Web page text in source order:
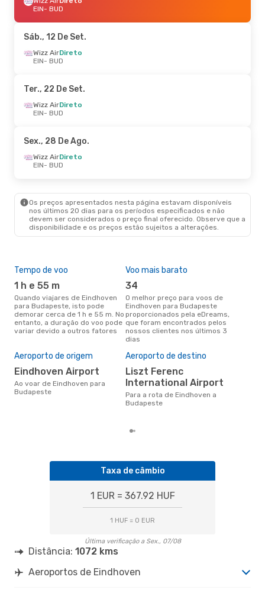
EIN- BUD
BUD- EIN
Sáb., 12 De Set.
Wizz AirDireto
BUD- EIN
Wizz AirDireto
EIN - BUD
Wizz AirDireto
BUD
- EIN
Sáb., 17 De Out.- Seg., 19 De Out.
Wizz AirDireto
EIN - BUD
Wizz AirDireto
BUD- EIN
EIN- BUD
Sáb., 12 De Set.
Wizz AirDireto
EIN- BUD
Ter., 22 De Set.
Wizz AirDireto
EIN- BUD
Sex., 28 De Ago.
Wizz AirDireto
EIN- BUD
Os preços apresentados nesta página estavam disponíveis
nos últimos 20 dias para os períodos especificados e não
devem ser considerados o preço final oferecido. Observe que a
disponibilidade e os preços estão sujeitos a alterações.
Tempo de voo
1 h e 55 m
Quando viajares de Eindhoven
para Budapeste, isto pode
demorar cerca de 1 h e 55 m. No
entanto, a duração do voo pode
variar devido a outros fatores
Voo mais barato
34
O melhor preço para voos de
Eindhoven para Budapeste
proporcionados pela eDreams,
que foram encontrados pelos
nossos clientes nos últimos 3
dias
Aeroporto de origem
Eindhoven Airport
Ao voar de Eindhoven para
Budapeste
Aeroporto de destino
Liszt Ferenc
International Airport
Para a rota de Eindhoven a
Budapeste
Taxa de câmbio
1 EUR = 367.92 HUF
1 HUF = 0 EUR
Última verificação a Sex., 07/08
Distância: 1072 kms
Aeroportos de Eindhoven